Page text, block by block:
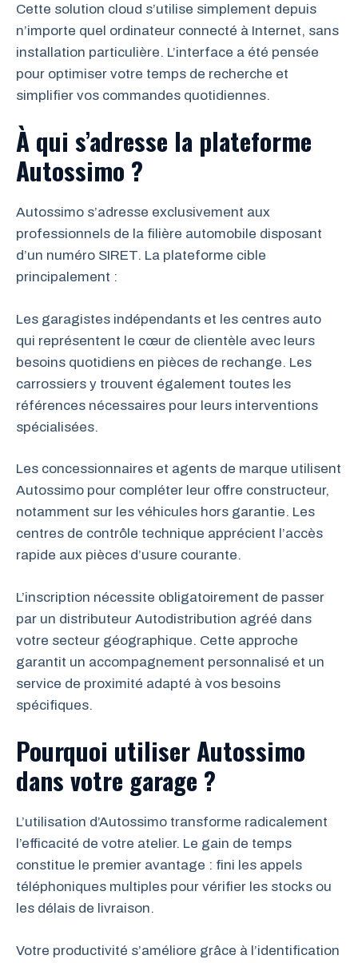
Cette solution cloud s’utilise simplement depuis
n’importe quel ordinateur connecté à Internet, sans
installation particulière. L’interface a été pensée
pour optimiser votre temps de recherche et
simplifier vos commandes quotidiennes.
À qui s’adresse la plateforme
Autossimo ?
Autossimo s’adresse exclusivement aux
professionnels de la filière automobile disposant
d’un numéro SIRET. La plateforme cible
principalement :
Les garagistes indépendants et les centres auto
qui représentent le cœur de clientèle avec leurs
besoins quotidiens en pièces de rechange. Les
carrossiers y trouvent également toutes les
références nécessaires pour leurs interventions
spécialisées.
Les concessionnaires et agents de marque utilisent
Autossimo pour compléter leur offre constructeur,
notamment sur les véhicules hors garantie. Les
centres de contrôle technique apprécient l’accès
rapide aux pièces d’usure courante.
L’inscription nécessite obligatoirement de passer
par un distributeur Autodistribution agréé dans
votre secteur géographique. Cette approche
garantit un accompagnement personnalisé et un
service de proximité adapté à vos besoins
spécifiques.
Pourquoi utiliser Autossimo
dans votre garage ?
L’utilisation d’Autossimo transforme radicalement
l’efficacité de votre atelier. Le gain de temps
constitue le premier avantage : fini les appels
téléphoniques multiples pour vérifier les stocks ou
les délais de livraison.
Votre productivité s’améliore grâce à l’identification